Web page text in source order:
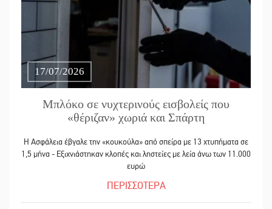
17/07/2026
Μπλόκο σε νυχτερινούς εισβολείς που
«θέριζαν» χωριά και Σπάρτη
H Ασφάλεια έβγαλε την «κουκούλα» από σπείρα με 13 χτυπήματα σε
1,5 μήνα - Εξιχνιάστηκαν κλοπές και ληστείες με λεία άνω των 11.000
ευρώ
ΠΕΡΙΣΣΟΤΕΡΑ